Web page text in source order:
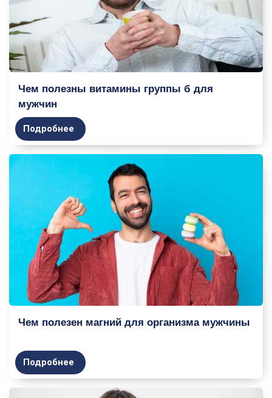
Чем полезны витамины группы б для
мужчин
Подробнее
Чем полезен магний для организма мужчины
Подробнее